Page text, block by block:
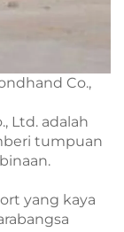
Co.,
Ltd. adalah
tumpuan
yang kaya